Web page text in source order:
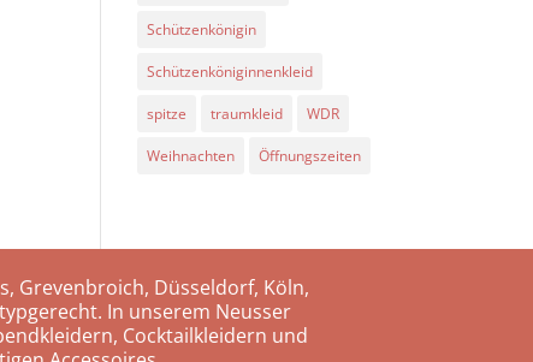
Schützenkönigin
Schützenköniginnenkleid
spitze traumkleid WDR
Weihnachten Öffnungszeiten
Grevenbroich, Düsseldorf, Köln,
In unserem Neusser
Cocktailkleidern und